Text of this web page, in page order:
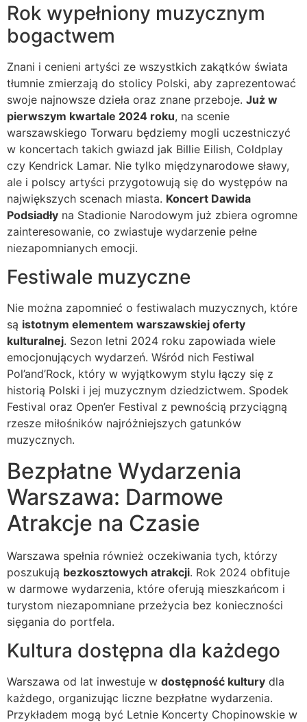
Rok wypełniony muzycznym
bogactwem
Znani i cenieni artyści ze wszystkich zakątków świata
tłumnie zmierzają do stolicy Polski, aby zaprezentować
swoje najnowsze dzieła oraz znane przeboje. Już w
pierwszym kwartale 2024 roku, na scenie
warszawskiego Torwaru będziemy mogli uczestniczyć
w koncertach takich gwiazd jak Billie Eilish, Coldplay
czy Kendrick Lamar. Nie tylko międzynarodowe sławy,
ale i polscy artyści przygotowują się do występów na
największych scenach miasta. Koncert Dawida
Podsiadły na Stadionie Narodowym już zbiera ogromne
zainteresowanie, co zwiastuje wydarzenie pełne
niezapomnianych emocji.
Festiwale muzyczne
Nie można zapomnieć o festiwalach muzycznych, które
są istotnym elementem warszawskiej oferty
kulturalnej. Sezon letni 2024 roku zapowiada wiele
emocjonujących wydarzeń. Wśród nich Festiwal
Pol’and’Rock, który w wyjątkowym stylu łączy się z
historią Polski i jej muzycznym dziedzictwem. Spodek
Festival oraz Open’er Festival z pewnością przyciągną
rzesze miłośników najróżniejszych gatunków
muzycznych.
Bezpłatne Wydarzenia
Warszawa: Darmowe
Atrakcje na Czasie
Warszawa spełnia również oczekiwania tych, którzy
poszukują bezkosztowych atrakcji. Rok 2024 obfituje
w darmowe wydarzenia, które oferują mieszkańcom i
turystom niezapomniane przeżycia bez konieczności
sięgania do portfela.
Kultura dostępna dla każdego
Warszawa od lat inwestuje w dostępność kultury dla
każdego, organizując liczne bezpłatne wydarzenia.
Przykładem mogą być Letnie Koncerty Chopinowskie w